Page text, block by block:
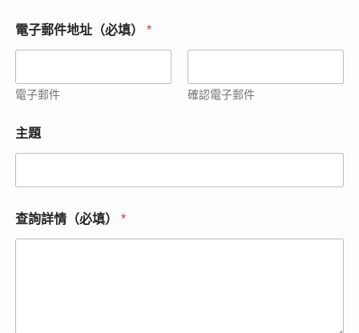
電子郵件地址（必填） *
電子郵件 確認電子郵件
主題
名
（
查詢詳情（必填） *